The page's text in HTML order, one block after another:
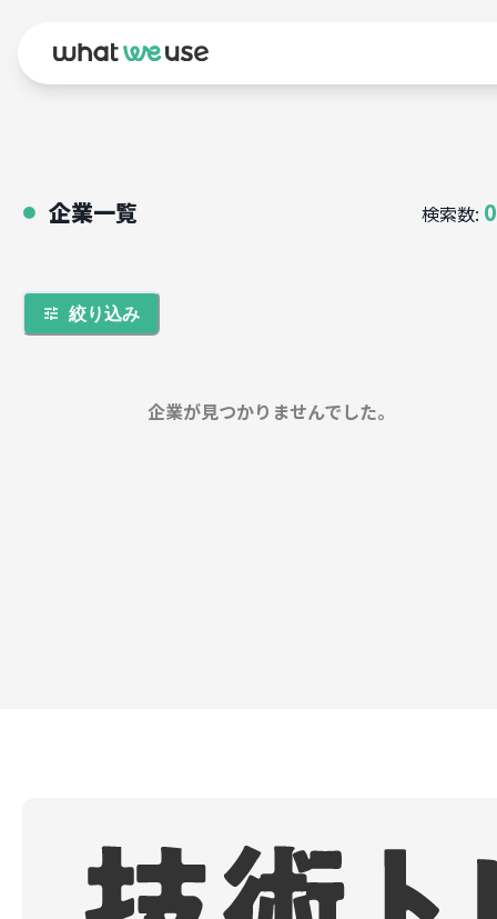
● 企業一覧 検索数: 0
絞り込み
企業が見つかりませんでした。